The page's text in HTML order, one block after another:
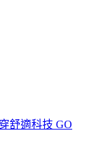
舒適科技 GO